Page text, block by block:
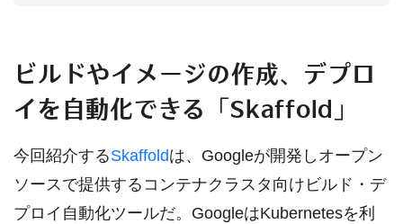
ビルドやイメージの作成、デプロ
イを自動化できる「Skaffold」
今回紹介するSkaffoldは、Googleが開発しオープン
ソースで提供するコンテナクラスタ向けビルド・デ
プロイ自動化ツールだ。GoogleはKubernetesを利